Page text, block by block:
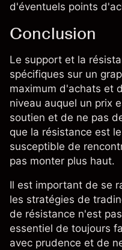
d'éventuels points
Conclusion
Le support et la
spécifiques sur un
maximum d'achats et
niveau auquel un prix
soutien et de ne pas
que la résistance est
susceptible de
pas monter plus haut.
Il est important de se
les stratégies de
de résistance n'est
essentiel de toujours
avec prudence et de